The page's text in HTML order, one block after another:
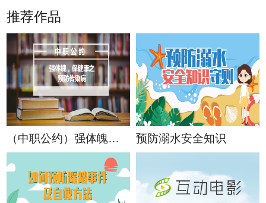
推荐作品
（中职公约）强体魄，保健康之预防传染病 预防溺水安全知识